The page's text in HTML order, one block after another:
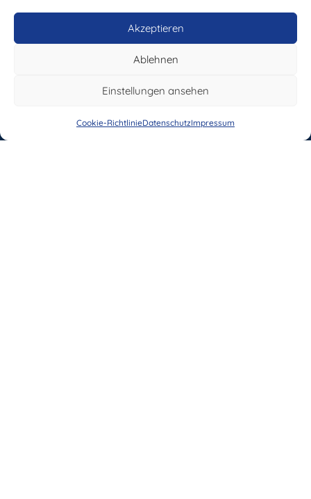
Akzeptieren
Ablehnen
Einstellungen ansehen
Cookie-RichtlinieDatenschutzImpressum
63452 Hanau